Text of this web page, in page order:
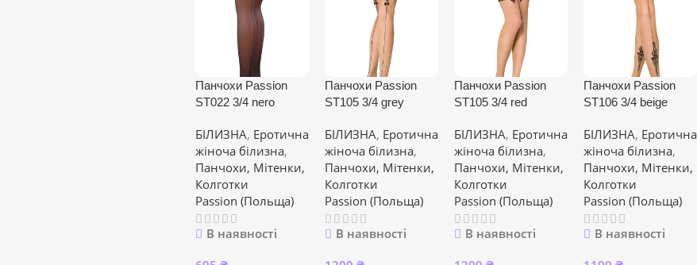
Панчохи Passion
ST022 3/4 nero
БІЛИЗНА, Еротична
жіноча білизна,
Панчохи, Мітенки,
Колготки
Passion (Польща)
В наявності
Панчохи Passion
ST105 3/4 grey
БІЛИЗНА, Еротична
жіноча білизна,
Панчохи, Мітенки,
Колготки
Passion (Польща)
В наявності
Панчохи Passion
ST105 3/4 red
БІЛИЗНА, Еротична
жіноча білизна,
Панчохи, Мітенки,
Колготки
Passion (Польща)
В наявності
Панчохи Passion
ST106 3/4 beige
БІЛИЗНА, Еротична
жіноча білизна,
Панчохи, Мітенки,
Колготки
Passion (Польща)
В наявності